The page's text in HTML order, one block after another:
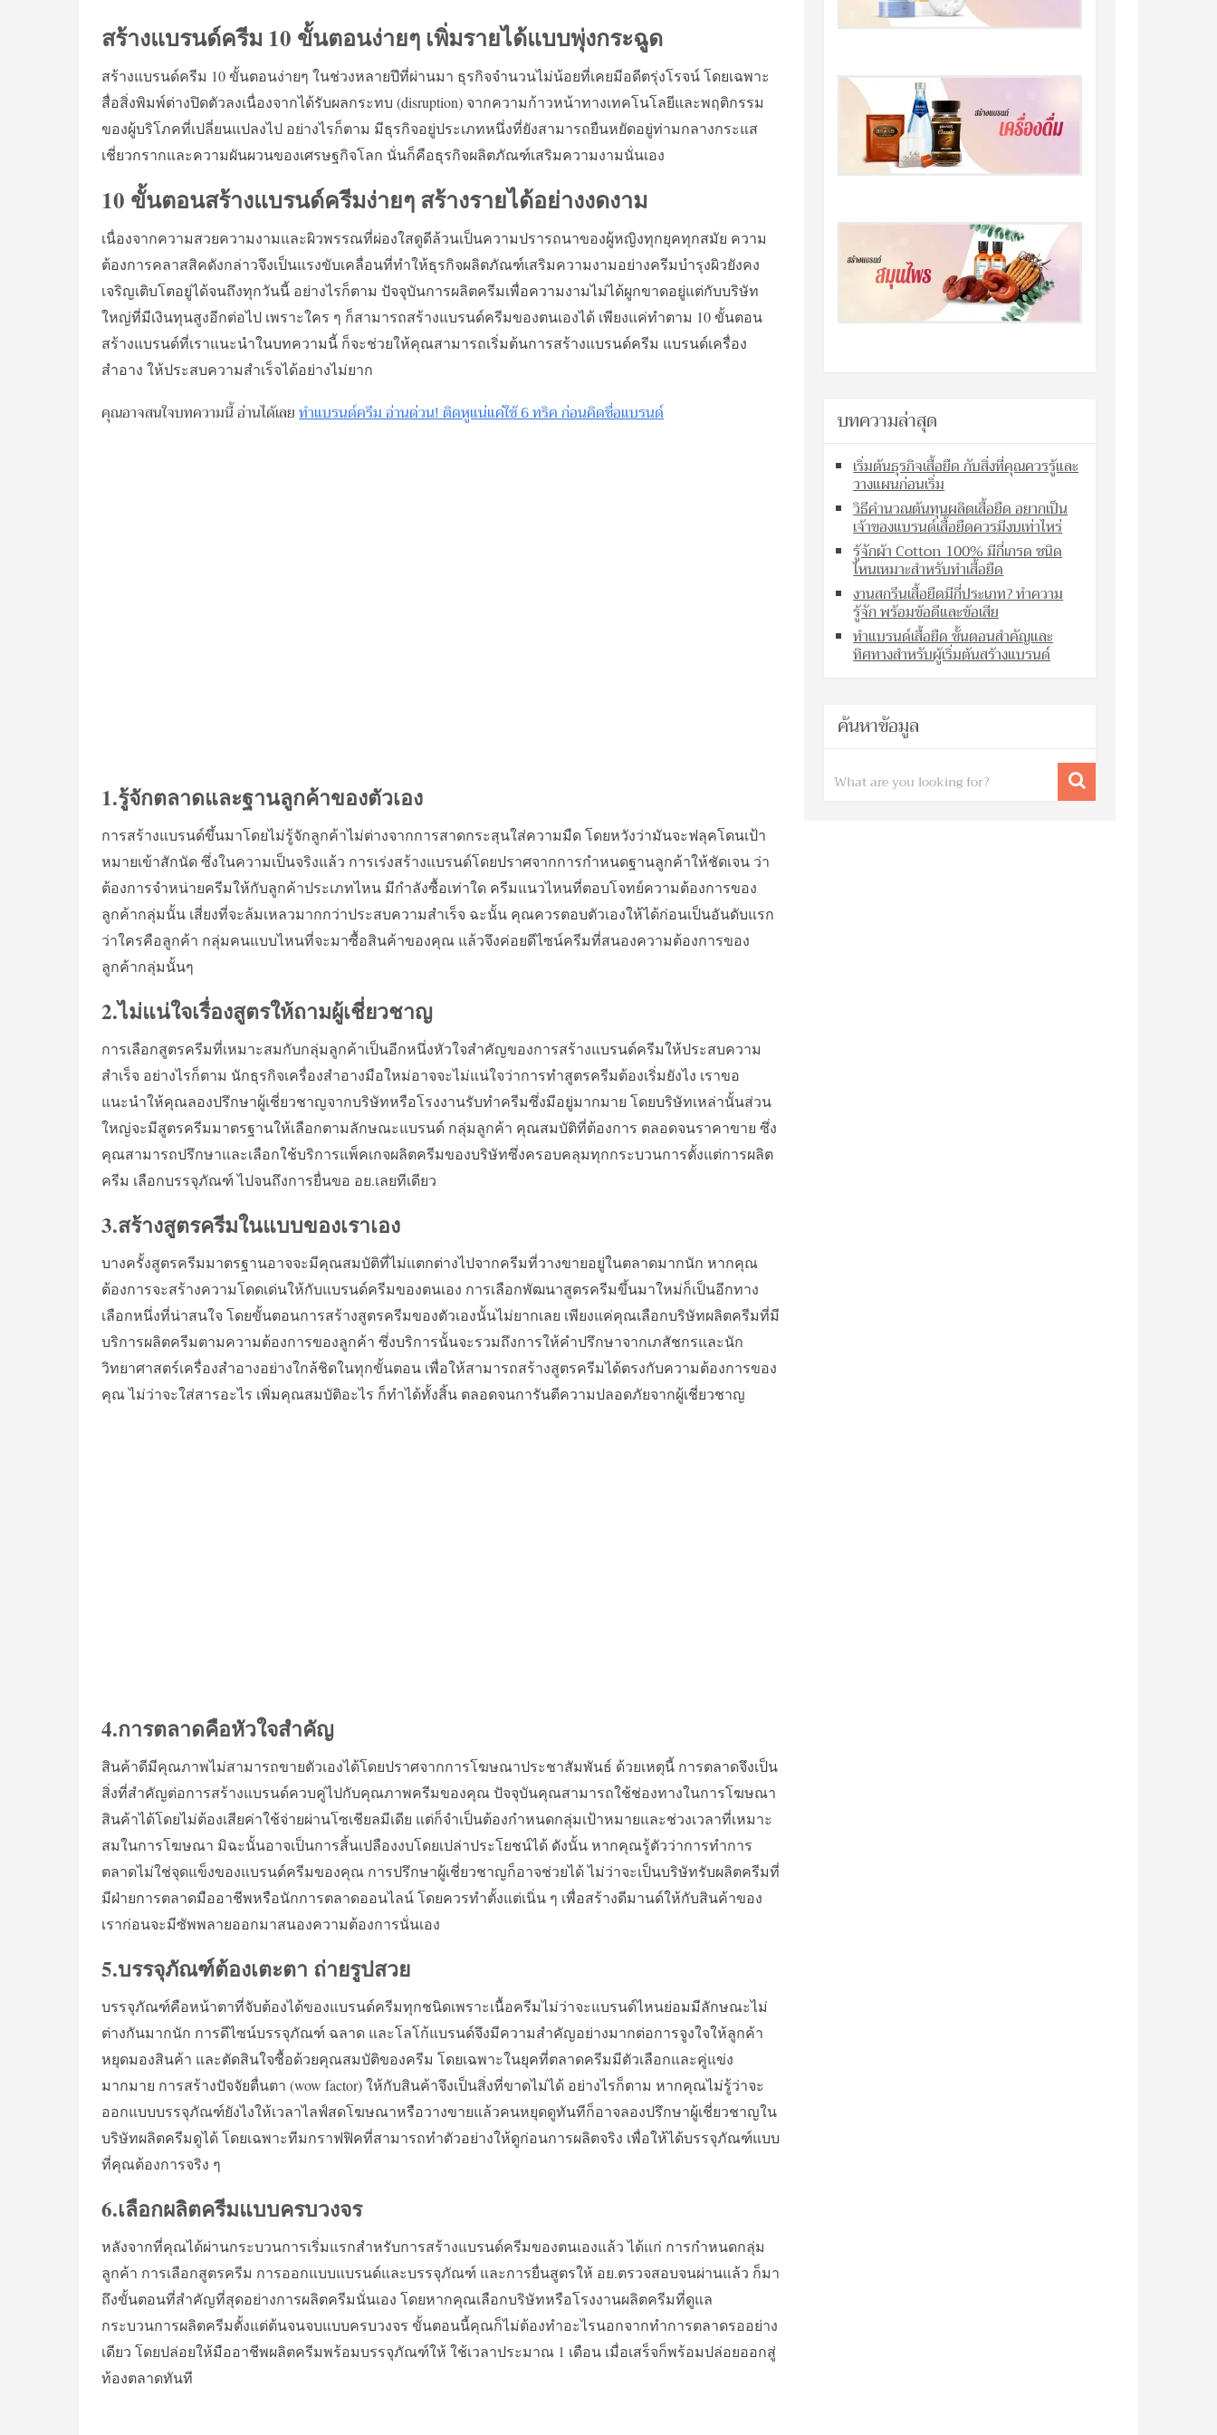
สร้างแบรนด์ครีม 10 ขั้นตอนง่ายๆ เพิ่มรายได้แบบพุ่งกระฉูด
สร้างแบรนด์ครีม 10 ขั้นตอนง่ายๆ ในช่วงหลายปีที่ผ่านมา ธุรกิจจำนวนไม่น้อยที่เคยมีอดีตรุ่งโรจน์ โดยเฉพาะ
สื่อสิ่งพิมพ์ต่างปิดตัวลงเนื่องจากได้รับผลกระทบ (disruption) จากความก้าวหน้าทางเทคโนโลยีและพฤติกรรม
ของผู้บริโภคที่เปลี่ยนแปลงไป อย่างไรก็ตาม มีธุรกิจอยู่ประเภทหนึ่งที่ยังสามารถยืนหยัดอยู่ท่ามกลางกระแส
เชี่ยวกรากและความผันผวนของเศรษฐกิจโลก นั่นก็คือธุรกิจผลิตภัณฑ์เสริมความงามนั่นเอง
10 ขั้นตอนสร้างแบรนด์ครีมง่ายๆ สร้างรายได้อย่างงดงาม
เนื่องจากความสวยความงามและผิวพรรณที่ผ่องใสดูดีล้วนเป็นความปรารถนาของผู้หญิงทุกยุคทุกสมัย ความ
ต้องการคลาสสิคดังกล่าวจึงเป็นแรงขับเคลื่อนที่ทำให้ธุรกิจผลิตภัณฑ์เสริมความงามอย่างครีมบำรุงผิวยังคง
เจริญเติบโตอยู่ได้จนถึงทุกวันนี้ อย่างไรก็ตาม ปัจจุบันการผลิตครีมเพื่อความงามไม่ได้ผูกขาดอยู่แต่กับบริษัท
ใหญ่ที่มีเงินทุนสูงอีกต่อไป เพราะใคร ๆ ก็สามารถสร้างแบรนด์ครีมของตนเองได้ เพียงแค่ทำตาม 10 ขั้นตอน
สร้างแบรนด์ที่เราแนะนำในบทความนี้ ก็จะช่วยให้คุณสามารถเริ่มต้นการสร้างแบรนด์ครีม แบรนด์เครื่อง
สำอาง ให้ประสบความสำเร็จได้อย่างไม่ยาก
คุณอาจสนใจบทความนี้ อ่านได้เลยทำแบรนด์ครีม อ่านด่วน! ติดหูแน่แค่ใช้ 6 ทริค ก่อนคิดชื่อแบรนด์
1.รู้จักตลาดและฐานลูกค้าของตัวเอง
การสร้างแบรนด์ขึ้นมาโดยไม่รู้จักลูกค้าไม่ต่างจากการสาดกระสุนใส่ความมืด โดยหวังว่ามันจะฟลุคโดนเป้า
หมายเข้าสักนัด ซึ่งในความเป็นจริงแล้ว การเร่งสร้างแบรนด์โดยปราศจากการกำหนดฐานลูกค้าให้ชัดเจน ว่า
ต้องการจำหน่ายครีมให้กับลูกค้าประเภทไหน มีกำลังซื้อเท่าใด ครีมแนวไหนที่ตอบโจทย์ความต้องการของ
ลูกค้ากลุ่มนั้น เสี่ยงที่จะล้มเหลวมากกว่าประสบความสำเร็จ ฉะนั้น คุณควรตอบตัวเองให้ได้ก่อนเป็นอันดับแรก
ว่าใครคือลูกค้า กลุ่มคนแบบไหนที่จะมาซื้อสินค้าของคุณ แล้วจึงค่อยดีไซน์ครีมที่สนองความต้องการของ
ลูกค้ากลุ่มนั้นๆ
2.ไม่แน่ใจเรื่องสูตรให้ถามผู้เชี่ยวชาญ
การเลือกสูตรครีมที่เหมาะสมกับกลุ่มลูกค้าเป็นอีกหนึ่งหัวใจสำคัญของการสร้างแบรนด์ครีมให้ประสบความ
สำเร็จ อย่างไรก็ตาม นักธุรกิจเครื่องสำอางมือใหม่อาจจะไม่แน่ใจว่าการทำสูตรครีมต้องเริ่มยังไง เราขอ
แนะนำให้คุณลองปรึกษาผู้เชี่ยวชาญจากบริษัทหรือโรงงานรับทำครีมซึ่งมีอยู่มากมาย โดยบริษัทเหล่านั้นส่วน
ใหญ่จะมีสูตรครีมมาตรฐานให้เลือกตามลักษณะแบรนด์ กลุ่มลูกค้า คุณสมบัติที่ต้องการ ตลอดจนราคาขาย ซึ่ง
คุณสามารถปรึกษาและเลือกใช้บริการแพ็คเกจผลิตครีมของบริษัทซึ่งครอบคลุมทุกกระบวนการตั้งแต่การผลิต
ครีม เลือกบรรจุภัณฑ์ ไปจนถึงการยื่นขอ อย.เลยทีเดียว
3.สร้างสูตรครีมในแบบของเราเอง
บางครั้งสูตรครีมมาตรฐานอาจจะมีคุณสมบัติที่ไม่แตกต่างไปจากครีมที่วางขายอยู่ในตลาดมากนัก หากคุณ
ต้องการจะสร้างความโดดเด่นให้กับแบรนด์ครีมของตนเอง การเลือกพัฒนาสูตรครีมขึ้นมาใหม่ก็เป็นอีกทาง
เลือกหนึ่งที่น่าสนใจ โดยขั้นตอนการสร้างสูตรครีมของตัวเองนั้นไม่ยากเลย เพียงแค่คุณเลือกบริษัทผลิตครีมที่มี
บริการผลิตครีมตามความต้องการของลูกค้า ซึ่งบริการนั้นจะรวมถึงการให้คำปรึกษาจากเภสัชกรและนัก
วิทยาศาสตร์เครื่องสำอางอย่างใกล้ชิดในทุกขั้นตอน เพื่อให้สามารถสร้างสูตรครีมได้ตรงกับความต้องการของ
คุณ ไม่ว่าจะใส่สารอะไร เพิ่มคุณสมบัติอะไร ก็ทำได้ทั้งสิ้น ตลอดจนการันตีความปลอดภัยจากผู้เชี่ยวชาญ
4.การตลาดคือหัวใจสำคัญ
สินค้าดีมีคุณภาพไม่สามารถขายตัวเองได้โดยปราศจากการโฆษณาประชาสัมพันธ์ ด้วยเหตุนี้ การตลาดจึงเป็น
สิ่งที่สำคัญต่อการสร้างแบรนด์ควบคู่ไปกับคุณภาพครีมของคุณ ปัจจุบันคุณสามารถใช้ช่องทางในการโฆษณา
สินค้าได้โดยไม่ต้องเสียค่าใช้จ่ายผ่านโซเชียลมีเดีย แต่ก็จำเป็นต้องกำหนดกลุ่มเป้าหมายและช่วงเวลาที่เหมาะ
สมในการโฆษณา มิฉะนั้นอาจเป็นการสิ้นเปลืองงบโดยเปล่าประโยชน์ได้ ดังนั้น หากคุณรู้ตัวว่าการทำการ
ตลาดไม่ใช่จุดแข็งของแบรนด์ครีมของคุณ การปรึกษาผู้เชี่ยวชาญก็อาจช่วยได้ ไม่ว่าจะเป็นบริษัทรับผลิตครีมที่
มีฝ่ายการตลาดมืออาชีพหรือนักการตลาดออนไลน์ โดยควรทำตั้งแต่เนิ่น ๆ เพื่อสร้างดีมานด์ให้กับสินค้าของ
เราก่อนจะมีซัพพลายออกมาสนองความต้องการนั่นเอง
5.บรรจุภัณฑ์ต้องเตะตา ถ่ายรูปสวย
บรรจุภัณฑ์คือหน้าตาที่จับต้องได้ของแบรนด์ครีมทุกชนิดเพราะเนื้อครีมไม่ว่าจะแบรนด์ไหนย่อมมีลักษณะไม่
ต่างกันมากนัก การดีไซน์บรรจุภัณฑ์ ฉลาด และโลโก้แบรนด์จึงมีความสำคัญอย่างมากต่อการจูงใจให้ลูกค้า
หยุดมองสินค้า และตัดสินใจซื้อด้วยคุณสมบัติของครีม โดยเฉพาะในยุคที่ตลาดครีมมีตัวเลือกและคู่แข่ง
มากมาย การสร้างปัจจัยตื่นตา (wow factor) ให้กับสินค้าจึงเป็นสิ่งที่ขาดไม่ได้ อย่างไรก็ตาม หากคุณไม่รู้ว่าจะ
ออกแบบบรรจุภัณฑ์ยังไงให้เวลาไลฟ์สดโฆษณาหรือวางขายแล้วคนหยุดดูทันทีก็อาจลองปรึกษาผู้เชี่ยวชาญใน
บริษัทผลิตครีมดูได้ โดยเฉพาะทีมกราฟฟิคที่สามารถทำตัวอย่างให้ดูก่อนการผลิตจริง เพื่อให้ได้บรรจุภัณฑ์แบบ
ที่คุณต้องการจริง ๆ
6.เลือกผลิตครีมแบบครบวงจร
หลังจากที่คุณได้ผ่านกระบวนการเริ่มแรกสำหรับการสร้างแบรนด์ครีมของตนเองแล้ว ได้แก่ การกำหนดกลุ่ม
ลูกค้า การเลือกสูตรครีม การออกแบบแบรนด์และบรรจุภัณฑ์ และการยื่นสูตรให้ อย.ตรวจสอบจนผ่านแล้ว ก็มา
ถึงขั้นตอนที่สำคัญที่สุดอย่างการผลิตครีมนั่นเอง โดยหากคุณเลือกบริษัทหรือโรงงานผลิตครีมที่ดูแล
กระบวนการผลิตครีมตั้งแต่ต้นจนจบแบบครบวงจร ขั้นตอนนี้คุณก็ไม่ต้องทำอะไรนอกจากทำการตลาดรออย่าง
เดียว โดยปล่อยให้มืออาชีพผลิตครีมพร้อมบรรจุภัณฑ์ให้ ใช้เวลาประมาณ 1 เดือน เมื่อเสร็จก็พร้อมปล่อยออกสู่
ท้องตลาดทันที
บทความล่าสุด
เริ่มต้นธุรกิจเสื้อยืด กับสิ่งที่คุณควรรู้และ
วางแผนก่อนเริ่ม
วิธีคำนวณต้นทุนผลิตเสื้อยืด อยากเป็น
เจ้าของแบรนด์เสื้อยืดควรมีงบเท่าไหร่
รู้จักผ้า Cotton 100% มีกี่เกรด ชนิด
ไหนเหมาะสำหรับทำเสื้อยืด
งานสกรีนเสื้อยืดมีกี่ประเภท? ทำความ
รู้จัก พร้อมข้อดีและข้อเสีย
ทำแบรนด์เสื้อยืด ขั้นตอนสำคัญและ
ทิศทางสำหรับผู้เริ่มต้นสร้างแบรนด์
ค้นหาข้อมูล